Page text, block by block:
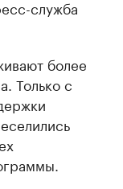
служба
более
Только с